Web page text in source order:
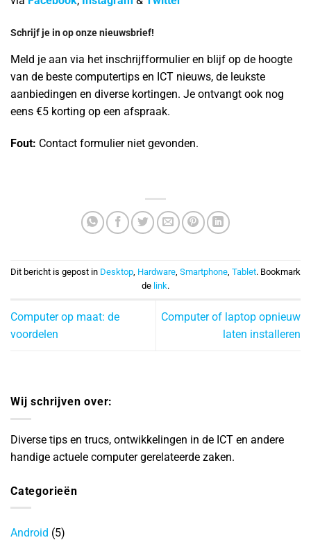
Schrijf je in op onze nieuwsbrief!
Meld je aan via het inschrijfformulier en blijf op de hoogte
van de beste computertips en ICT nieuws, de leukste
aanbiedingen en diverse kortingen. Je ontvangt ook nog
eens €5 korting op een afspraak.
Fout: Contact formulier niet gevonden.
Dit bericht is gepost in Desktop Hardware Smartphone Tablet. Bookmark
de link.
Computer op maat: de
voordelen
Computer of laptop opnieuw
laten installeren
Wij schrijven over:
Diverse tips en trucs, ontwikkelingen in de ICT en andere
handige actuele computer gerelateerde zaken.
Categorieën
Android (5)